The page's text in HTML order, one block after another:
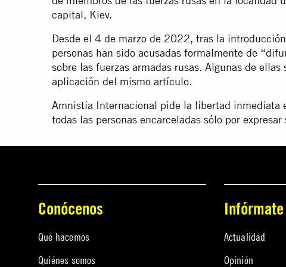
capital, Kiev.
Desde el 4 de marzo de 2022, tras la
personas han sido acusadas formalmente de
sobre las fuerzas armadas rusas. Algunas de ellas
aplicación del mismo artículo.
Amnistía Internacional pide la libertad inmediata
todas las personas encarceladas sólo por
Conócenos
Qué hacemos
Quiénes somos
Infórmate
Actualidad
Opinión